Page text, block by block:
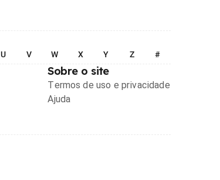
U V W X Y Z #
Sobre o site
Termos de uso e privacidade
Ajuda